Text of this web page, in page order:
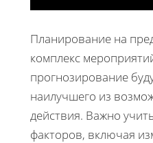
Планирование на
комплекс
прогнозирование
наилучшего из
действия. Важно
факторов, включая